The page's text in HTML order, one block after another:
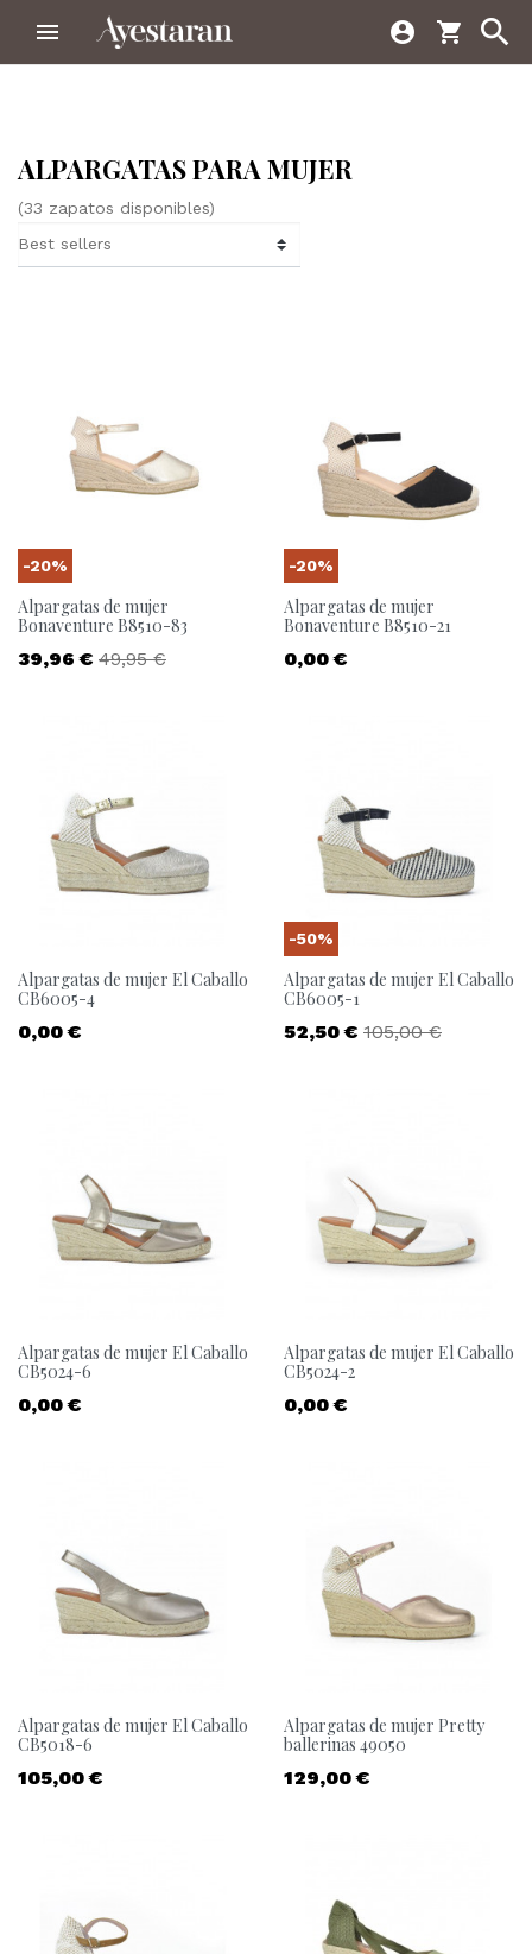
  shopping_cart 
ALPARGATAS PARA MUJER
(33 zapatos disponibles)
Alpargatas de mujer
Bonaventure B8510-83
Precio
39,96 € Precio base
49,95 €
-20%
Alpargatas de mujer
Bonaventure B8510-21
Precio
0,00 €
-20%
Alpargatas de mujer El Caballo
CB6005-4
Precio
0,00 €
Alpargatas de mujer El Caballo
CB6005-1
Precio
52,50 € Precio base
105,00 €
-50%
Alpargatas de mujer El Caballo
CB5024-6
Precio
0,00 €
Alpargatas de mujer El Caballo
CB5024-2
Precio
0,00 €
Alpargatas de mujer El Caballo
CB5018-6
Precio
105,00 €
Alpargatas de mujer Pretty
ballerinas 49050
Precio
129,00 €